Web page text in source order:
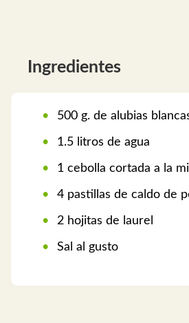
Ingredientes
500 g. de alubias
1.5 litros de agua
1 cebolla cortada a la
4 pastillas de caldo de
2 hojitas de laurel
Sal al gusto